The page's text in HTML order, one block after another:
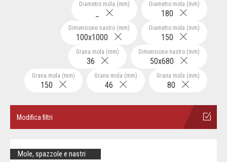
Diametro mola (mm)
180
Diametro mola (mm)
Diametro mola (mm)
150
Dimensione nastro (mm)
100x1000
Dimensione nastro (mm)
50x680
Grana mola (mm)
36
Grana mola (mm)
80
Grana mola (mm)
46
Grana mola (mm)
150
Modifica filtri
Mole, spazzole e nastri